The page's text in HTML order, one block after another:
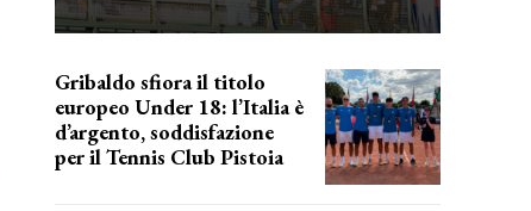
Gribaldo sfiora il titolo
europeo Under 18: l’Italia è
d’argento, soddisfazione
per il Tennis Club Pistoia